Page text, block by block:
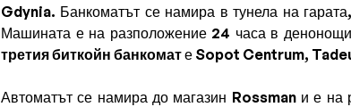
Gdynia. Банкоматът се намира в тунела на
Машината е на разположение 24 часа в
третия биткойн банкомате Sopot Centrum,
Автоматът се намира до магазин Rossman и е